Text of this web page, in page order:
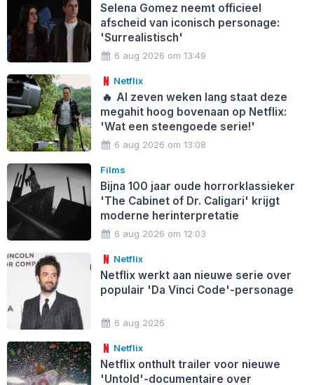
Selena Gomez neemt officieel
afscheid van iconisch personage:
'Surrealistisch'
6 aug 2026 om 13:49
Netflix
🔥 Al zeven weken lang staat deze
megahit hoog bovenaan op Netflix:
'Wat een steengoede serie!'
6 aug 2026 om 13:08
Films
Bijna 100 jaar oude horrorklassieker
'The Cabinet of Dr. Caligari' krijgt
moderne herinterpretatie
6 aug 2026 om 12:03
Netflix
Netflix werkt aan nieuwe serie over
populair 'Da Vinci Code'-personage
6 aug 2026
Netflix
Netflix onthult trailer voor nieuwe
'Untold'-documentaire over